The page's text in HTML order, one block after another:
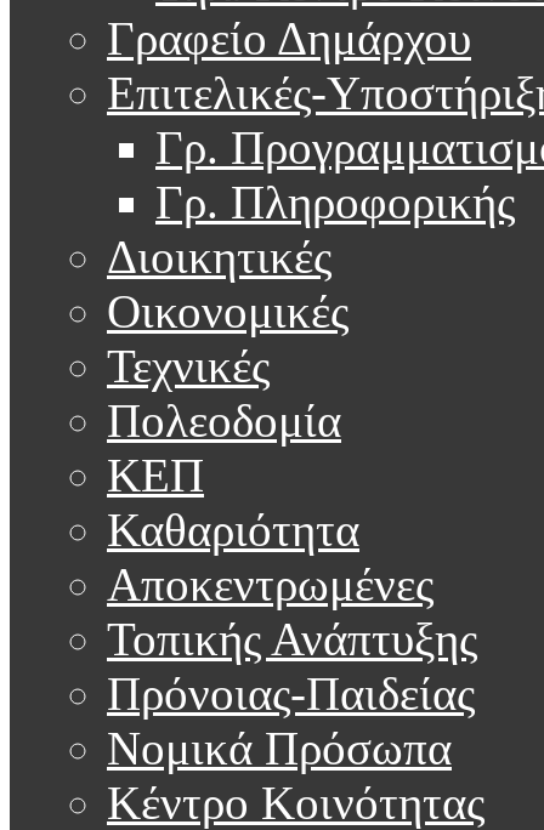
Γραφείο Δημάρχου
Επιτελικές-
Γρ.
Γρ. Πληροφορικής
Διοικητικές
Οικονομικές
Τεχνικές
Πολεοδομία
ΚΕΠ
Καθαριότητα
Αποκεντρωμένες
Τοπικής Ανάπτυξης
Πρόνοιας-Παιδείας
Νομικά Πρόσωπα
Κέντρο Κοινότητας